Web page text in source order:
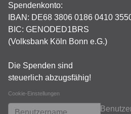
Spendenkonto:
IBAN: DE68 3806 0186 0410
BIC: GENODED1BRS
(Volksbank Köln Bonn e.G.)
Die Spenden sind
steuerlich abzugsfähig!
Cookie-Einstellungen